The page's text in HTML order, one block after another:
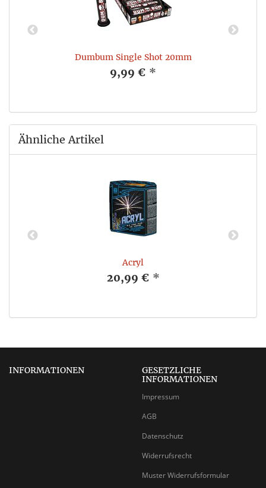
Dumbum Single Shot 20mm
9,99 € *
Ähnliche Artikel
Acryl
20,99 € *
INFORMATIONEN
GESETZLICHE
INFORMATIONEN
Impressum
AGB
Datenschutz
Widerrufsrecht
Muster Widerrufsformular